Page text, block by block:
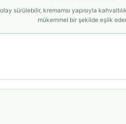
sürülebilir, kremamsı yapısıyla
mükemmel bir şekilde eşlik